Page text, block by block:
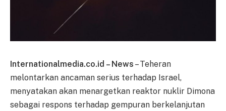
Internationalmedia.co.id – News – Teheran
melontarkan ancaman serius terhadap Israel,
menyatakan akan menargetkan reaktor nuklir Dimona
sebagai respons terhadap gempuran berkelanjutan